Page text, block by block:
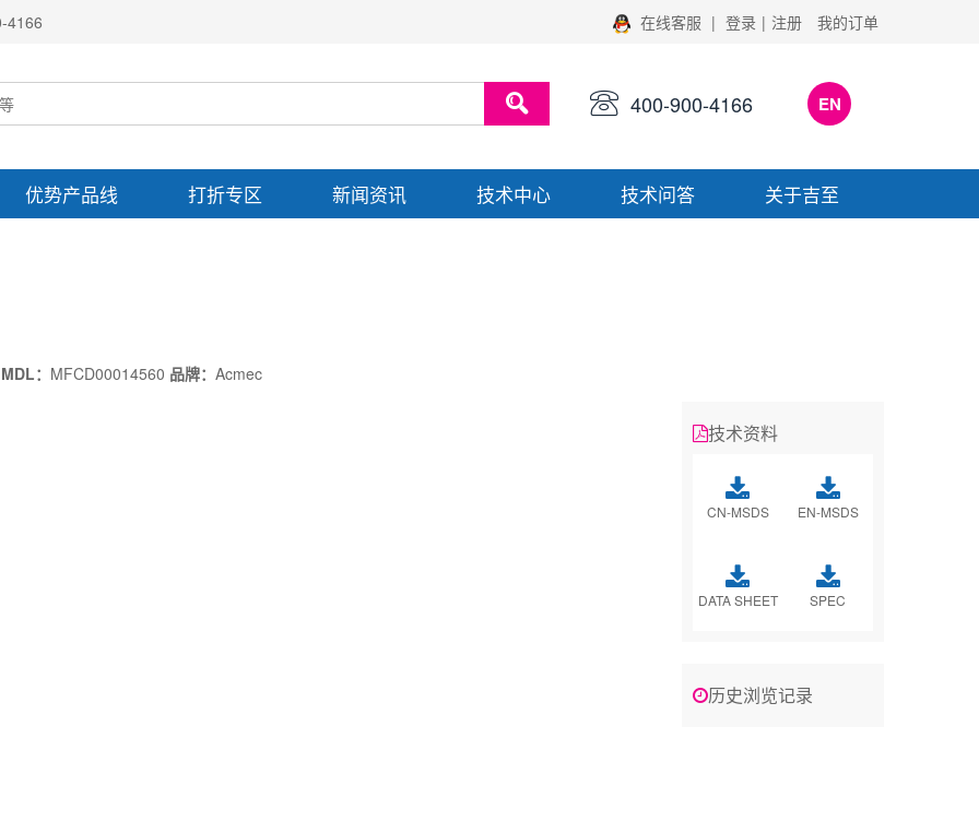
4166 在线客服 | 登录 | 注册 我的订单
400-900-4166 EN
优势产品线 打折专区 新闻资讯 技术中心 技术问答 关于吉至
MDL： MFCD00014560 品牌： Acmec
技术资料
CN-MSDS EN-MSDS
DATA SHEET SPEC
历史浏览记录